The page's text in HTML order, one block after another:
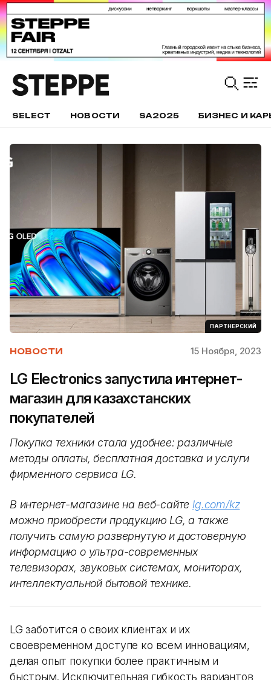
SELECT НОВОСТИ SA2025 БИЗНЕС И
ПАРТНЕРСКИЙ
НОВОСТИ 15 Ноября, 2023
LG Electronics запустила интернет-
магазин для казахстанских
покупателей
Покупка техники стала удобнее: различные
методы оплаты, бесплатная доставка и услуги
фирменного сервиса LG.
В интернет-магазине на веб-сайтеlg.com/kz
можно приобрести продукцию LG, а также
получить самую развернутую и достоверную
информацию о ультра-современных
телевизорах, звуковых системах, мониторах,
интеллектуальной бытовой технике.
LG заботится о своих клиентах и их
своевременном доступе ко всем инновациям,
делая опыт покупки более практичным и
быстрым. Исключительная гибкость вариантов